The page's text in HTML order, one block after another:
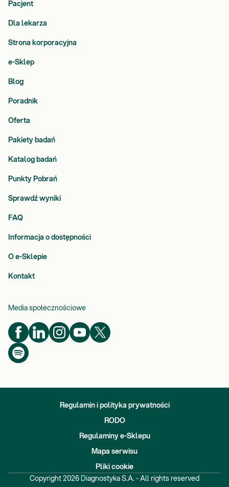
Pacjent
Dla lekarza
Strona korporacyjna
e-Sklep
Blog
Poradnik
Oferta
Pakiety badań
Katalog badań
Punkty Pobrań
Sprawdź wyniki
FAQ
Informacja o dostępności
O e-Sklepie
Kontakt
Media społecznościowe
Regulamin i polityka prywatności
RODO
Regulaminy e-Sklepu
Mapa serwisu
Pliki cookie
Copyright 2026 Diagnostyka S.A. - All rights reserved